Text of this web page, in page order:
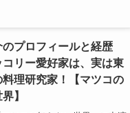
のプロフィールと経歴
コリー愛好家は、実は東
理研究家！【マツコの
】